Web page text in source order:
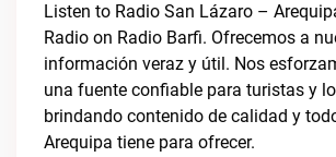
Listen to Radio San Lázaro –
Radio on Radio Barfi. Ofrecemos a
información veraz y útil. Nos
una fuente confiable para turistas y
brindando contenido de calidad y
Arequipa tiene para ofrecer.